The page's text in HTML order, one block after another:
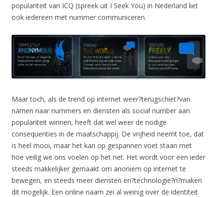
populariteit van ICQ (spreek uit I Seek You) in Nederland liet
ook iedereen met nummer communiceren.
Maar toch, als de trend op internet weer?terugschiet?van
namen naar nummers en diensten als social number aan
populariteit winnen, heeft dat wel weer de nodige
consequenties in de maatschappij. De vrijheid neemt toe, dat
is heel mooi, maar het kan op gespannen voet staan met
hoe veilig we ons voelen op het net. Het wordt voor een ieder
steeds makkelijker gemaakt om anoniem op internet te
bewegen, en steeds meer diensten en?technologie?n?maken
dit mogelijk. Een online naam zei al weinig over de identiteit